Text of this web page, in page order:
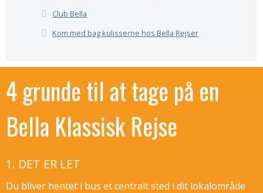
Club Bella
Kom med bag kulisserne hos Bella Rejser
4 grunde til at tage på en
Bella Klassisk Rejse
1. DET ER LET
Du bliver hentet i bus et centralt sted i dit lokalområde